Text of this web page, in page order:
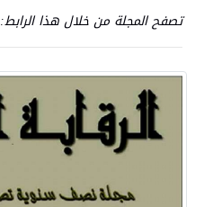
تصفح المجلة من خلال هذا الرابط: